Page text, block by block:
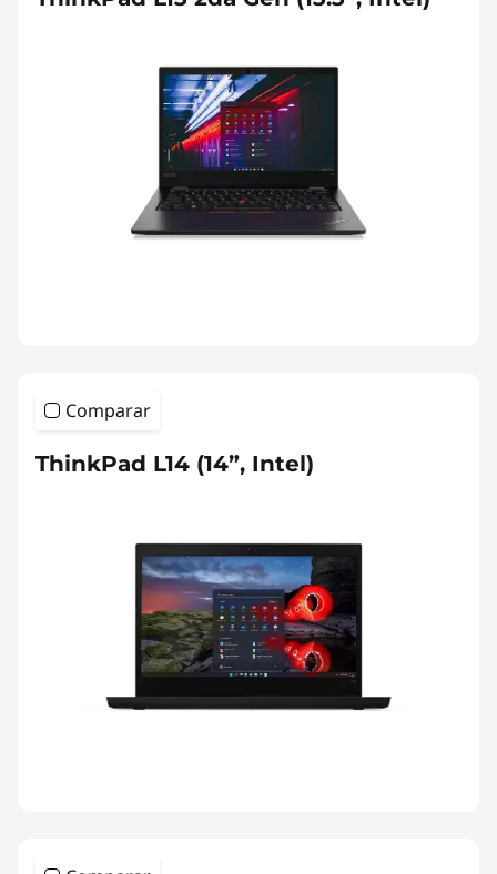
Comparar
ThinkPad L14 (14”, Intel)